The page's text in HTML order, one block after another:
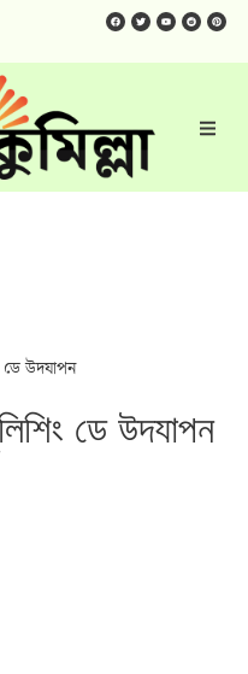
ডে উদযাপন
ডে উদযাপন